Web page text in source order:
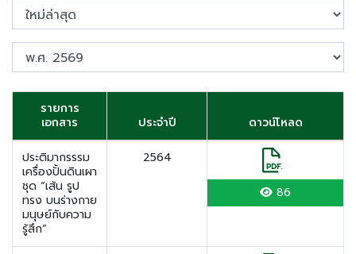
รายการ
เอกสาร
ประจำปี ดาวน์โหลด
ประติมากรรรม
เครื่องปั้นดินเผา
ชุด “เส้น รูป
ทรง บนร่างกาย
มนุษย์กับความ
รู้สึก”
2564
86